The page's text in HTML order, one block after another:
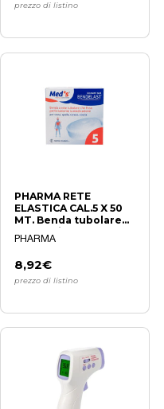
prezzo di listino
PHARMA RETE
ELASTICA CAL.5 X 50
MT. Benda tubolare
professionale
PHARMA
8,92€
prezzo di listino